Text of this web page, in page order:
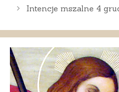
Intencje mszalne 4